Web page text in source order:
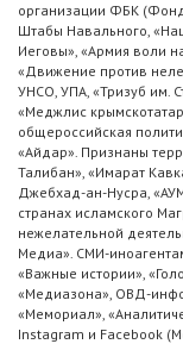
организации ФБК
Штабы Навального,
Иеговы», «Армия воли
«Движение против
УНСО, УПА, «Тризуб им.
«Меджлис
общероссийская
«Айдар». Признаны
Талибан», «Имарат
Джебхад-ан-Нусра,
странах исламского
нежелательной
Медиа». СМИ-
«Важные истории»,
«Медиазона», ОВД-
«Мемориал»,
Instagram и Facebook